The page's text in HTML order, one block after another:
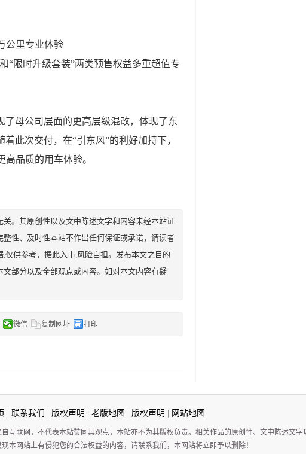
公里专业体验
“限时升级套装”两类预售权益多重超值专
母公司层面的更高层级混改，体现了东
此次交付，在“引东风”的利好加持下，
品质的用车体验。
。其原创性以及文中陈述文字和内容未经本站证
性、及时性本站不作出任何保证或承诺，请读者
供参考，据此入市,风险自担。发布本文之目的
部分以及全部观点或内容。如对本文内容有疑
微信 复制网址 打印
联系我们 版权声明 老版地图 版权声明 网站地图
互联网，不代表本站赞同其观点，本站亦不为其版权负责。相关作品的原创性、文中陈述文字
本网站上有侵犯您的合法权益的内容，请联系我们，本网站将立即予以删除！